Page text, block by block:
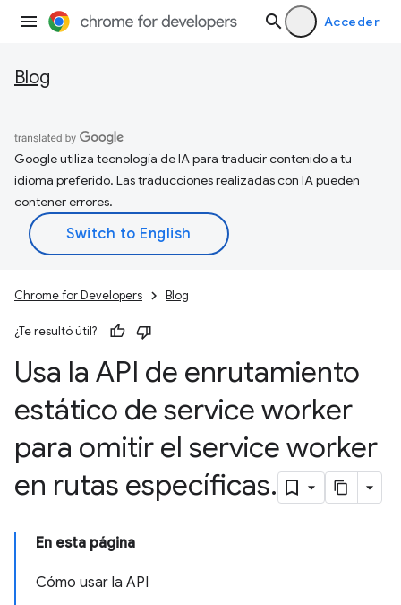
Acceder
Blog
Google utiliza tecnología de IA para traducir contenido a tu
idioma preferido. Las traducciones realizadas con IA pueden
contener errores.
Chrome for Developers Blog
¿Te resultó útil?
Usa la API de enrutamiento
estático de service worker
para omitir el service worker
en rutas específicas.
En esta página
Cómo usar la API